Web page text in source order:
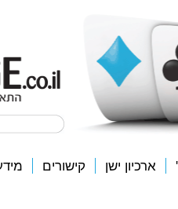
ארכיון ישן קישורים